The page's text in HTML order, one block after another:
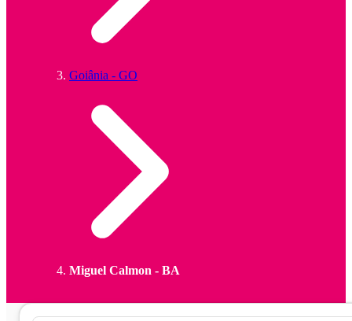
Goiânia - GO
Miguel Calmon - BA